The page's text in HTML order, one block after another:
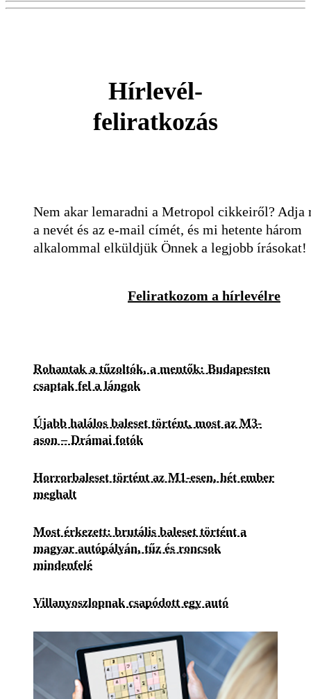
Hírlevél-
feliratkozás
Nem akar lemaradni a Metropol cikkeiről? Adja
a nevét és az e-mail címét, és mi hetente három
alkalommal elküldjük Önnek a legjobb írásokat!
Feliratkozom a hírlevélre
Rohantak a tűzoltók, a mentők: Budapesten
csaptak fel a lángok
Újabb halálos baleset történt, most az M3-
ason – Drámai fotók
Horrorbaleset történt az M1-esen, hét ember
meghalt
Most érkezett: brutális baleset történt a
magyar autópályán, tűz és roncsok
mindenfelé
Villanyoszlopnak csapódott egy autó